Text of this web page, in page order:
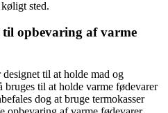
sted.
til opbevaring af varme
til at holde mad og
til at holde varme fødevarer
dog at bruge termokasser